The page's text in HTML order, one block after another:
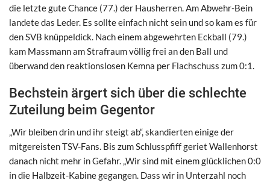
die letzte gute Chance (77.) der Hausherren. Am Abwehr-Bein
landete das Leder. Es sollte einfach nicht sein und so kam es für
den SVB knüppeldick. Nach einem abgewehrten Eckball (79.)
kam Massmann am Strafraum völlig frei an den Ball und
überwand den reaktionslosen Kemna per Flachschuss zum 0:1.
Bechstein ärgert sich über die schlechte
Zuteilung beim Gegentor
„Wir bleiben drin und ihr steigt ab“, skandierten einige der
mitgereisten TSV-Fans. Bis zum Schlusspfiff geriet Wallenhorst
danach nicht mehr in Gefahr. „Wir sind mit einem glücklichen 0:0
in die Halbzeit-Kabine gegangen. Dass wir in Unterzahl noch